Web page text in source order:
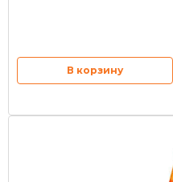
В корзину